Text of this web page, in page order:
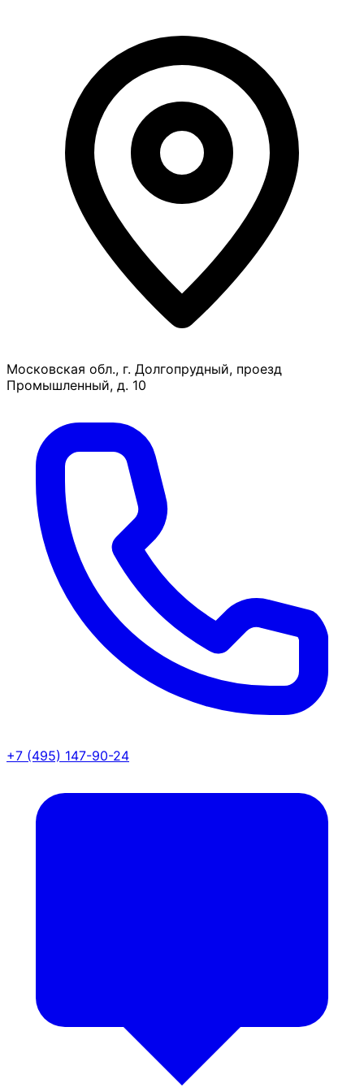
Московская обл., г. Долгопрудный, проезд
Промышленный, д. 10
+7 (495) 147-90-24